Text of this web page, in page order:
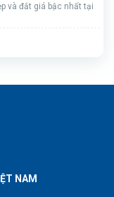
và đắt giá bậc nhất tại
NAM